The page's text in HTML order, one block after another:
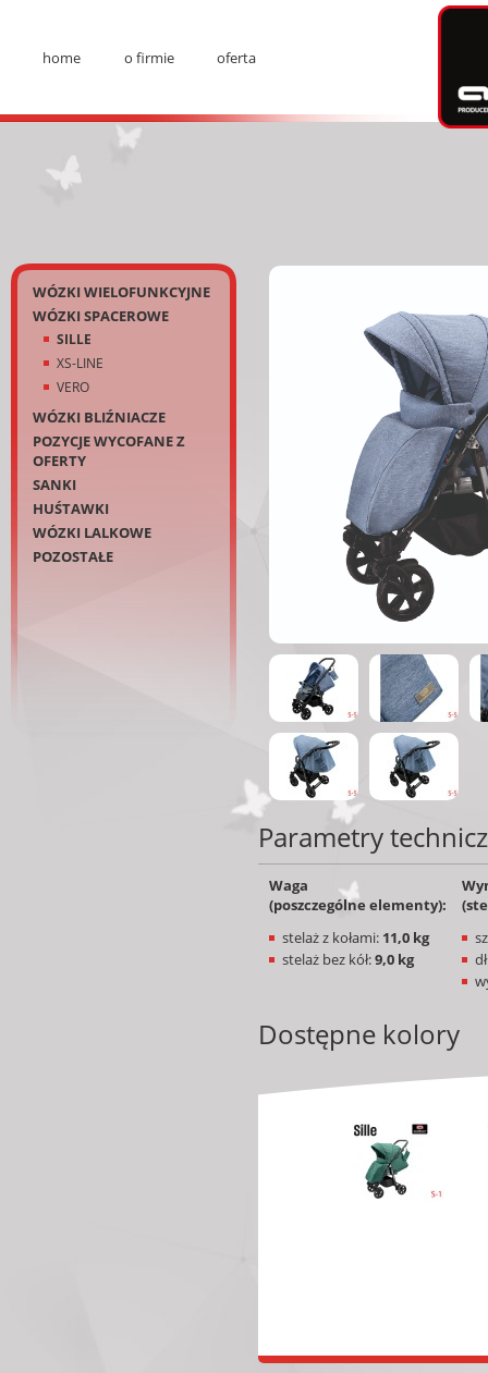
Menu
home o firmie oferta
Kategorie
WÓZKI WIELOFUNKCYJNE
WÓZKI SPACEROWE
SILLE
XS-LINE
VERO
WÓZKI BLIŹNIACZE
POZYCJE WYCOFANE Z
OFERTY
SANKI
HUŚTAWKI
WÓZKI LALKOWE
POZOSTAŁE
Parametry
Waga
(poszczególne elementy):
stelaż z kołami: 11,0 kg
stelaż bez kół:9,0 kg
Dostępne kolory